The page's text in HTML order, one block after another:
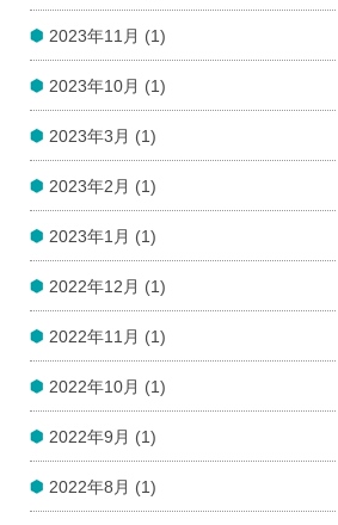
2023年11月 (1)
2023年10月 (1)
2023年3月 (1)
2023年2月 (1)
2023年1月 (1)
2022年12月 (1)
2022年11月 (1)
2022年10月 (1)
2022年9月 (1)
2022年8月 (1)